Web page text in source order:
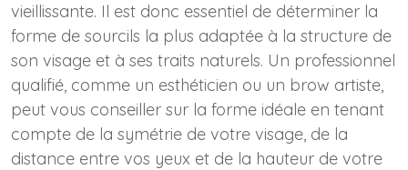
vieillissante. Il est donc essentiel de déterminer la
forme de sourcils la plus adaptée à la structure de
son visage et à ses traits naturels. Un professionnel
qualifié, comme un esthéticien ou un brow artiste,
peut vous conseiller sur la forme idéale en tenant
compte de la symétrie de votre visage, de la
distance entre vos yeux et de la hauteur de votre